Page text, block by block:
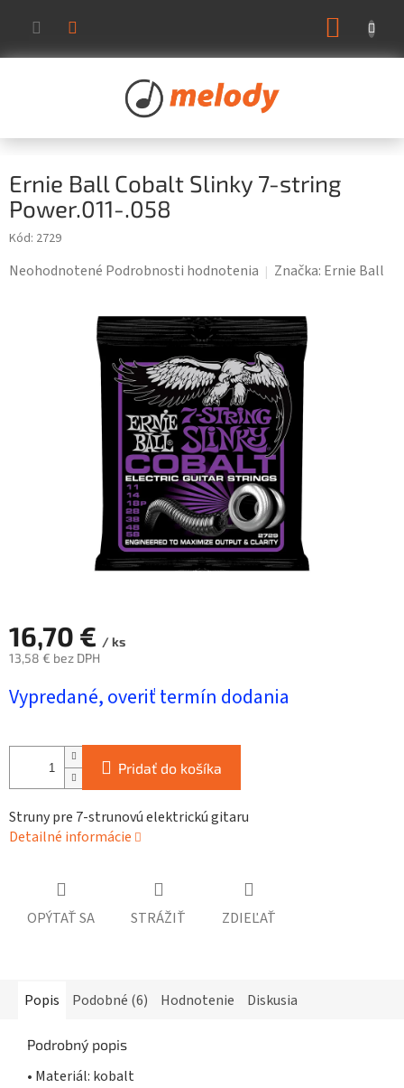
obsah
Ernie Ball Cobalt Slinky 7-string
Power.011-.058
Kód: 2729
Priemerné
Neohodnotené Podrobnosti hodnotenia Značka: Ernie Ball
16,70 € / ks
13,58 € bez DPH
cena:
Vypredané, overiť termín dodania
Pridať do košíka
Struny pre 7-strunovú elektrickú gitaru
Detailné informácie
OPÝTAŤ SA STRÁŽIŤ ZDIEĽAŤ
Popis Podobné (6) Hodnotenie Diskusia
Podrobný popis
• Materiál: kobalt